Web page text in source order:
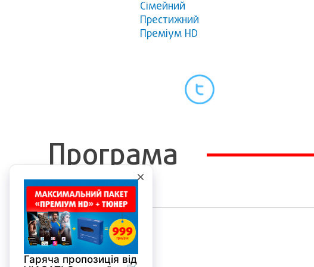
Сімейний
Престижний
Преміум HD
Програма